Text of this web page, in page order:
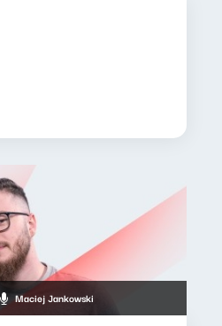
Maciej Jankowski